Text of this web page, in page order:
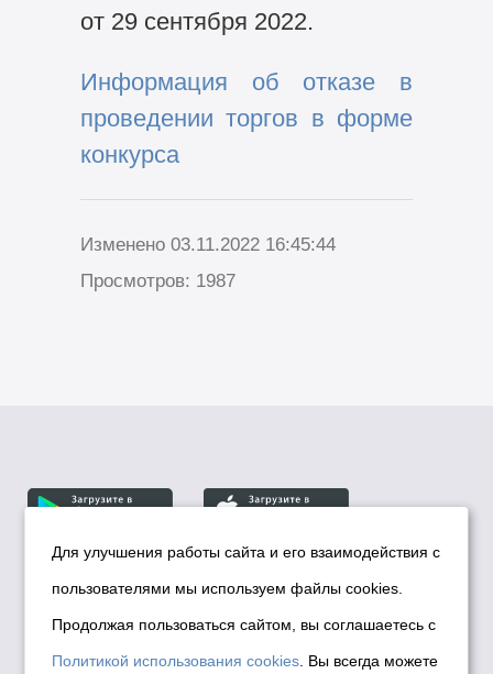
от 29 сентября 2022.
Информация об отказе в
проведении торгов в форме
конкурса
Изменено 03.11.2022 16:45:44
Просмотров: 1987
© Департамент информационной политики мэрии
города Новосибирска, 2026
Политика использования Cookies
Для улучшения работы сайта и его взаимодействия с
пользователями мы используем файлы cookies.
Продолжая пользоваться сайтом, вы соглашаетесь с
Политикой использования cookies . Вы всегда можете